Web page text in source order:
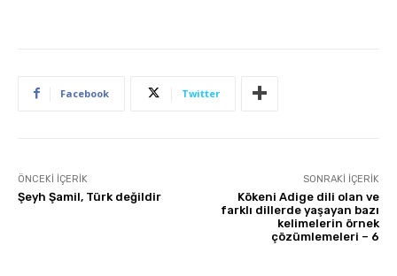
Facebook Twitter
ÖNCEKI İÇERIK
Şeyh Şamil, Türk değildir
SONRAKI İÇERIK
Kökeni Adige dili olan ve
farklı dillerde yaşayan bazı
kelimelerin örnek
çözümlemeleri – 6